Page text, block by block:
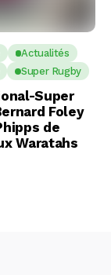
Actualités
Super Rugby
Super
Foley
de
Waratahs